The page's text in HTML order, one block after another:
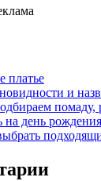
платье
и
помаду,
на день рождения